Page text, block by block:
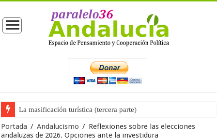
La opinión pública ante las próximas elecciones generales
Portada / Andalucismo / Reflexiones sobre las elecciones
andaluzas de 2026. Opciones ante la investidura